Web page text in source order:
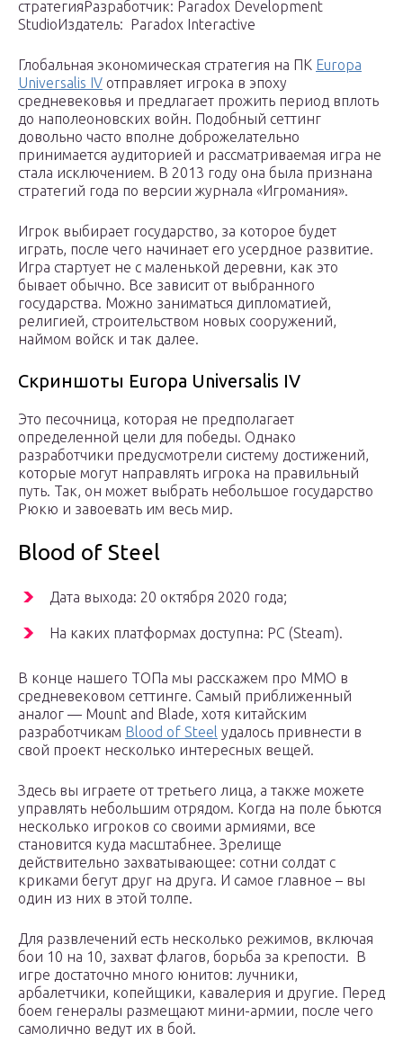
стратегияРазработчик: Paradox Development
StudioИздатель: Paradox Interactive
Глобальная экономическая стратегия на ПК Europa
Universalis IV отправляет игрока в эпоху
средневековья и предлагает прожить период вплоть
до наполеоновских войн. Подобный сеттинг
довольно часто вполне доброжелательно
принимается аудиторией и рассматриваемая игра не
стала исключением. В 2013 году она была признана
стратегий года по версии журнала «Игромания».
Игрок выбирает государство, за которое будет
играть, после чего начинает его усердное развитие.
Игра стартует не с маленькой деревни, как это
бывает обычно. Все зависит от выбранного
государства. Можно заниматься дипломатией,
религией, строительством новых сооружений,
наймом войск и так далее.
Скриншоты Europa Universalis IV
Это песочница, которая не предполагает
определенной цели для победы. Однако
разработчики предусмотрели систему достижений,
которые могут направлять игрока на правильный
путь. Так, он может выбрать небольшое государство
Рюкю и завоевать им весь мир.
Blood of Steel
Дата выхода: 20 октября 2020 года;
На каких платформах доступна: PC (Steam).
В конце нашего ТОПа мы расскажем про ММО в
средневековом сеттинге. Самый приближенный
аналог — Mount and Blade, хотя китайским
разработчикам Blood of Steel удалось привнести в
свой проект несколько интересных вещей.
Здесь вы играете от третьего лица, а также можете
управлять небольшим отрядом. Когда на поле бьются
несколько игроков со своими армиями, все
становится куда масштабнее. Зрелище
действительно захватывающее: сотни солдат с
криками бегут друг на друга. И самое главное – вы
один из них в этой толпе.
Для развлечений есть несколько режимов, включая
бои 10 на 10, захват флагов, борьба за крепости. В
игре достаточно много юнитов: лучники,
арбалетчики, копейщики, кавалерия и другие. Перед
боем генералы размещают мини-армии, после чего
самолично ведут их в бой.